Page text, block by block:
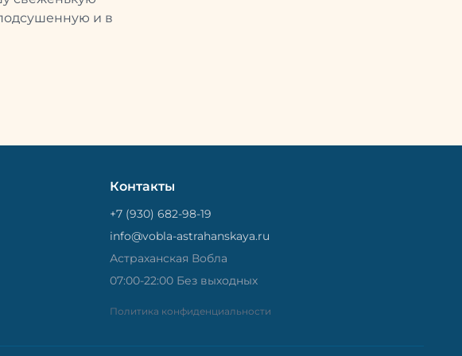
в специальный
она не портилась и не
вкусная еда, но и
как можно сочетать
и современные
и в
Контакты
+7 (930) 682-98-19
info@vobla-astrahanskaya.ru
Астраханская Вобла
07:00-22:00 Без выходных
Политика конфиденциальности